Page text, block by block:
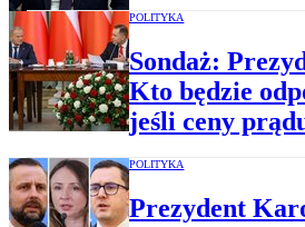
POLITYKA
Sondaż:
Kto będzie
jeśli ceny
POLITYKA
Prezydent